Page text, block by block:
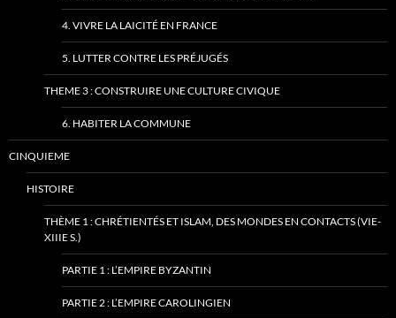
4. VIVRE LA LAICITÉ EN FRANCE
5. LUTTER CONTRE LES PRÉJUGÉS
THEME 3 : CONSTRUIRE UNE CULTURE CIVIQUE
6. HABITER LA COMMUNE
CINQUIEME
HISTOIRE
THÈME 1 : CHRÉTIENTÉS ET ISLAM, DES MONDES EN CONTACTS (VIE-
XIIIE S.)
PARTIE 1 : L’EMPIRE BYZANTIN
PARTIE 2 : L’EMPIRE CAROLINGIEN